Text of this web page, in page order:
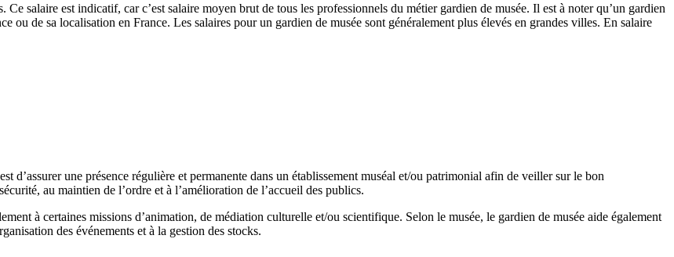
salaire est indicatif, car c’est salaire moyen brut de tous les professionnels du métier gardien de musée. Il est à noter qu’un gardien
ou de sa localisation en France. Les salaires pour un gardien de musée sont généralement plus élevés en grandes villes. En salaire
d’assurer une présence régulière et permanente dans un établissement muséal et/ou patrimonial afin de veiller sur le bon
au maintien de l’ordre et à l’amélioration de l’accueil des publics.
à certaines missions d’animation, de médiation culturelle et/ou scientifique. Selon le musée, le gardien de musée aide également
des événements et à la gestion des stocks.